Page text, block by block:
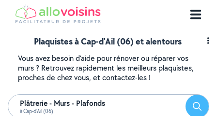
Plaquistes à Cap-d'Ail (06) et alentours
Vous avez besoin d'aide pour rénover ou réparer vos
murs ? Retrouvez rapidement les meilleurs plaquistes,
proches de chez vous, et contactez-les !
Plâtrerie - Murs - Plafonds
à Cap-d'Ail (06)